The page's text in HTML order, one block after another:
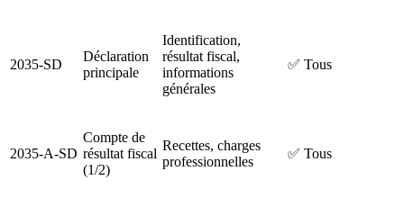
2035-SD
Déclaration
principale
Identification,
résultat fiscal,
informations
générales
✅ Tous
2035-A-SD
Compte de
résultat fiscal
(1/2)
Recettes, charges
professionnelles
✅ Tous